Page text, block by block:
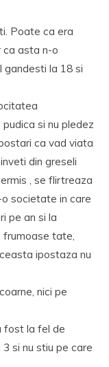
Poate ca era
ca asta n-o
la 18 si
si nu pledez
ca vad viata
din greseli
, se flirtreaza
societate in care
pe an si la
frumoase tate,
ipostaza nu
nici pe
fost la fel de
si nu stiu pe care